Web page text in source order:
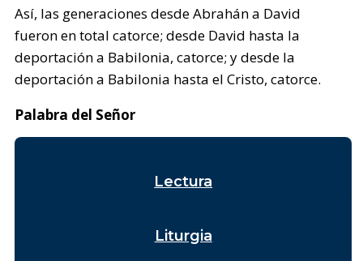
Así, las generaciones desde Abrahán a David
fueron en total catorce; desde David hasta la
deportación a Babilonia, catorce; y desde la
deportación a Babilonia hasta el Cristo, catorce.
Palabra del Señor
Lectura
Liturgia